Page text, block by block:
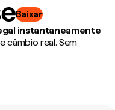
Baixar
instantaneamente
câmbio real. Sem